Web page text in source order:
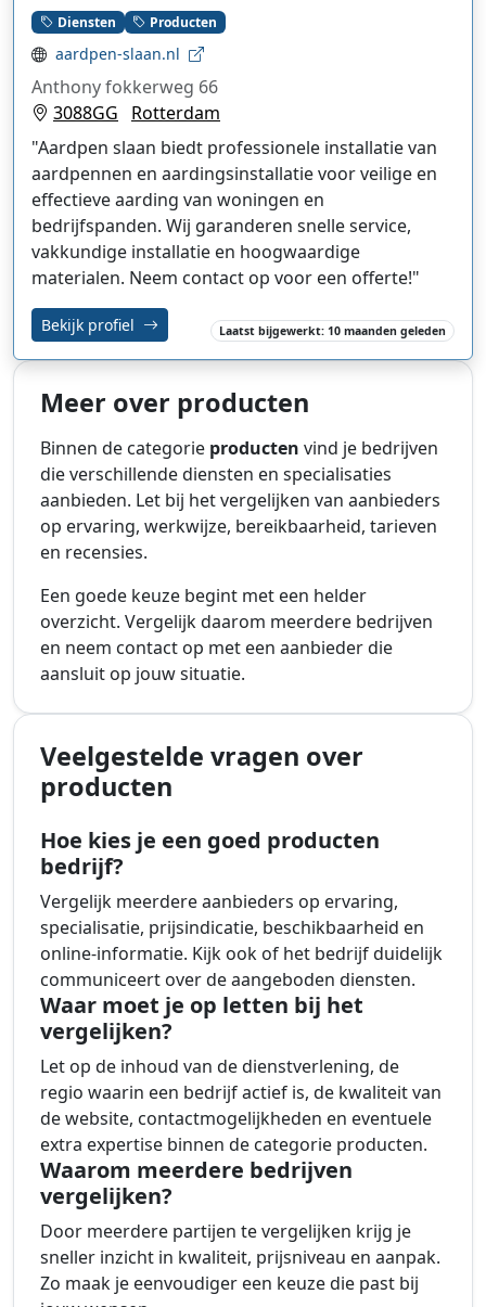
Diensten Producten
aardpen-slaan.nl
Anthony fokkerweg 66
3088GG
Rotterdam
"Aardpen slaan biedt professionele installatie van
aardpennen en aardingsinstallatie voor veilige en
effectieve aarding van woningen en
bedrijfspanden. Wij garanderen snelle service,
vakkundige installatie en hoogwaardige
materialen. Neem contact op voor een offerte!"
Bekijk profiel Laatst bijgewerkt: 10 maanden geleden
Meer over producten
Binnen de categorie producten vind je bedrijven
die verschillende diensten en specialisaties
aanbieden. Let bij het vergelijken van aanbieders
op ervaring, werkwijze, bereikbaarheid, tarieven
en recensies.
Een goede keuze begint met een helder
overzicht. Vergelijk daarom meerdere bedrijven
en neem contact op met een aanbieder die
aansluit op jouw situatie.
Veelgestelde vragen over
producten
Hoe kies je een goed producten
bedrijf?
Vergelijk meerdere aanbieders op ervaring,
specialisatie, prijsindicatie, beschikbaarheid en
online-informatie. Kijk ook of het bedrijf duidelijk
communiceert over de aangeboden diensten.
Waar moet je op letten bij het
vergelijken?
Let op de inhoud van de dienstverlening, de
regio waarin een bedrijf actief is, de kwaliteit van
de website, contactmogelijkheden en eventuele
extra expertise binnen de categorie producten.
Waarom meerdere bedrijven
vergelijken?
Door meerdere partijen te vergelijken krijg je
sneller inzicht in kwaliteit, prijsniveau en aanpak.
Zo maak je eenvoudiger een keuze die past bij